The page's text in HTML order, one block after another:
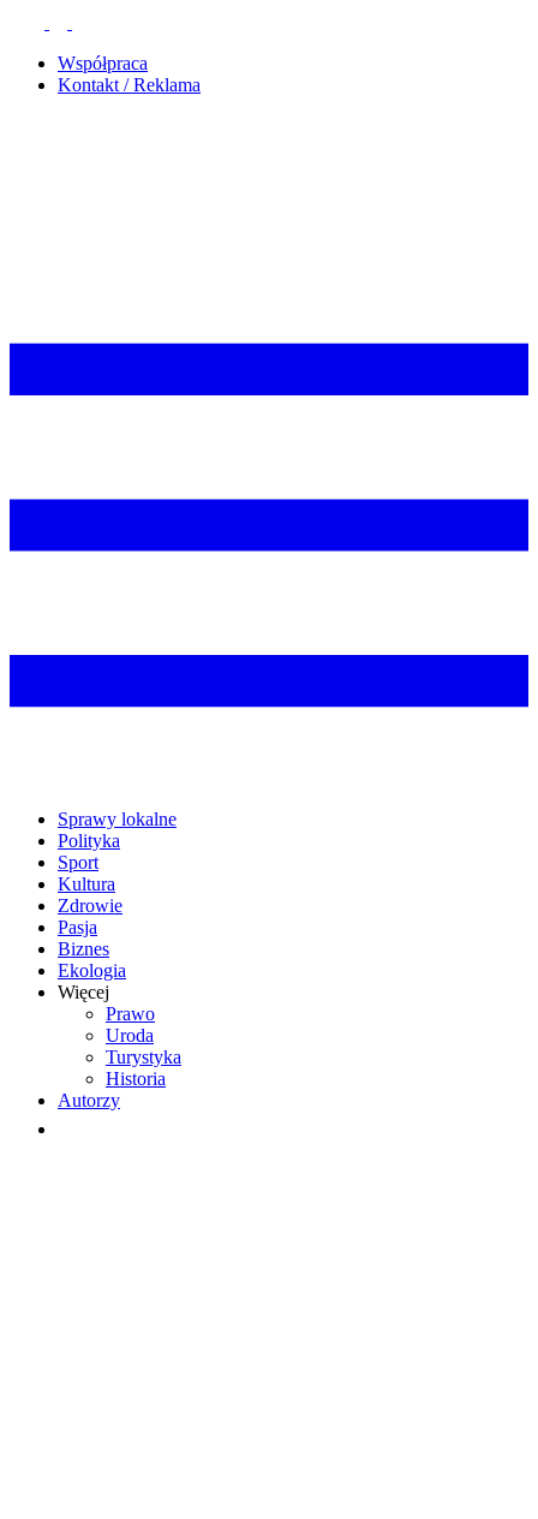
Współpraca
Kontakt / Reklama
Sprawy lokalne
Polityka
Sport
Kultura
Zdrowie
Pasja
Biznes
Ekologia
Więcej
Prawo
Uroda
Turystyka
Historia
Autorzy